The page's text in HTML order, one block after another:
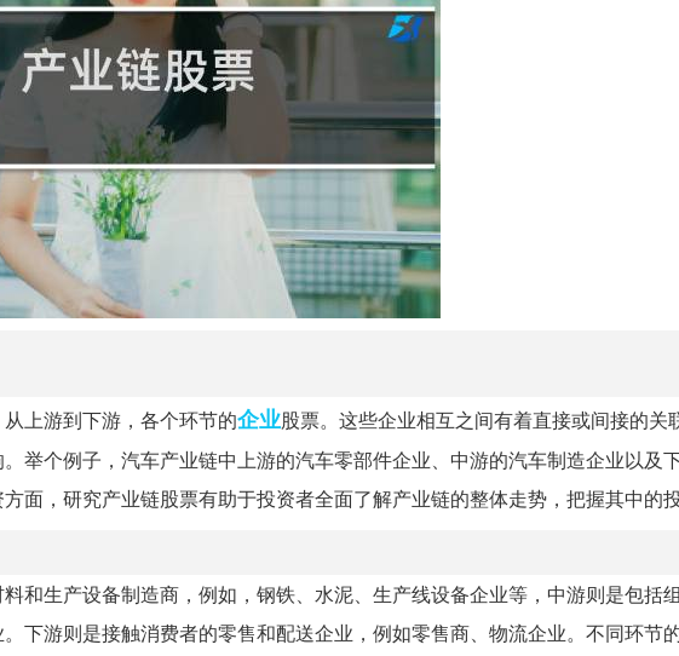
上游到下游，各个环节的企业股票。这些企业相互之间有着直接或间接的关
举个例子，汽车产业链中上游的汽车零部件企业、中游的汽车制造企业以及
面，研究产业链股票有助于投资者全面了解产业链的整体走势，把握其中的投
和生产设备制造商，例如，钢铁、水泥、生产线设备企业等，中游则是包括
下游则是接触消费者的零售和配送企业，例如零售商、物流企业。不同环节